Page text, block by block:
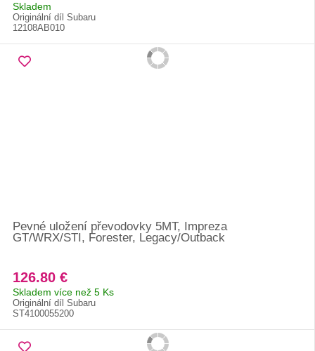
Skladem
Originální díl Subaru
12108AB010
Pevné uložení převodovky 5MT, Impreza
GT/WRX/STI, Forester, Legacy/Outback
126.80 €
Skladem více než 5 Ks
Originální díl Subaru
ST4100055200